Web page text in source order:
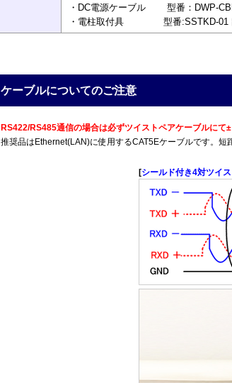
・DC電源ケーブル 型番：DWP-
・電柱取付具 型番:SSTKD-01
ケーブルについてのご注意
RS422/RS485通信の場合は必ずツイストペアケーブルにて±
推奨品はEthernet(LAN)に使用するCAT5Eケーブルです。短
[シールド付き4対ツイ